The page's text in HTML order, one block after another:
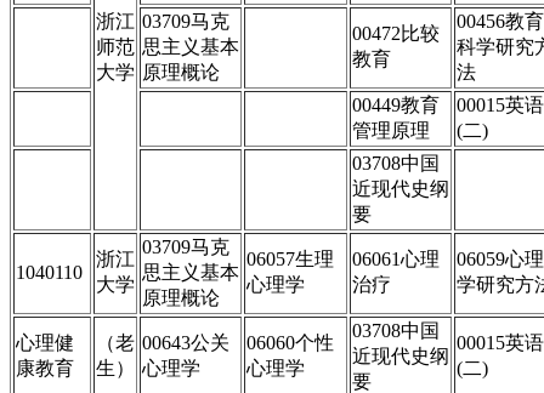
浙江
师范
大学
03709马克
思主义基本
原理概论
00472比较
教育
00456教育
科学研究
法
00449教育
管理原理
00015英语
(二)
03708中国
近现代史纲
要
1040110
浙江
大学
03709马克
思主义基本
原理概论
06057生理
心理学
06061心理
治疗
06059心理
学研究方
心理健
康教育
（老
生）
00643公关
心理学
06060个性
心理学
03708中国
近现代史纲
要
00015英语
(二)